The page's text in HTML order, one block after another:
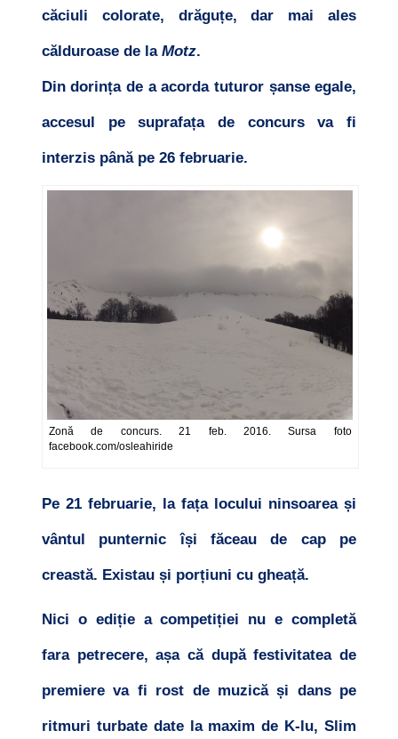
căciuli colorate, drăguțe, dar mai ales
călduroase de la Motz.
Din dorința de a acorda tuturor șanse egale,
accesul pe suprafața de concurs va fi
interzis până pe 26 februarie.
Zonă de concurs. 21 feb. 2016. Sursa foto
facebook.com/osleahiride
Pe 21 februarie, la fața locului ninsoarea și
vântul punternic își făceau de cap pe
creastă. Existau și porțiuni cu gheață.
Nici o ediție a competiției nu e completă
fara petrecere, așa că după festivitatea de
premiere va fi rost de muzică și dans pe
ritmuri turbate date la maxim de K-lu, Slim